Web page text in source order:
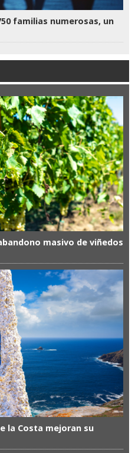
familias numerosas, un
masivo de viñedos
la Costa mejoran su